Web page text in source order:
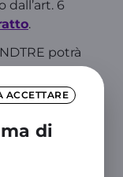
ACCETTARE
di
6
.
potrà
della
delle
tali da
stessa.